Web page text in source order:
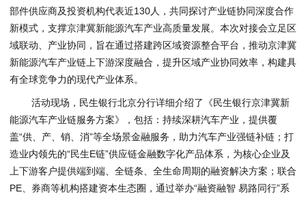
部件供应商及投资机构代表近130人，共同探讨产业链协同深度合作
新模式，支撑京津冀新能源汽车产业高质量发展。本次对接会立足区
域联动、产业协同，旨在通过搭建跨区域资源整合平台，推动京津冀
新能源汽车产业链上下游深度融合，提升区域产业协同效率，构建具
有全球竞争力的现代产业体系。
活动现场，民生银行北京分行详细介绍了《民生银行京津冀新
能源汽车产业链服务方案》，包括：持续深耕汽车产业，提供覆
盖“供、产、销、消”等全场景金融服务，助力汽车产业强链补链；打
造业内领先的“民生E链”供应链金融数字化产品体系，为核心企业及
上下游客户提供端到端、全链条、全生命周期的融资解决方案；联合
PE、券商等机构搭建资本生态圈，通过举办“融资融智 易路同行”系